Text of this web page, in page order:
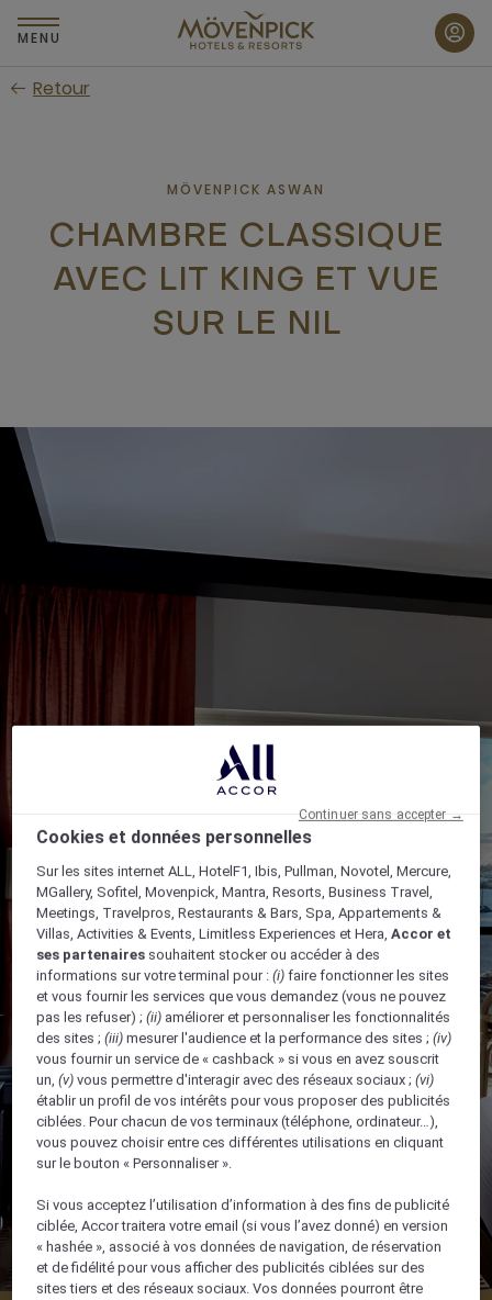
Passer
au
principal
MENU
Retour
MÖVENPICK ASWAN
CHAMBRE CLASSIQUE
AVEC LIT KING ET VUE
SUR LE NIL
Cookies et données personnelles
Sur les sites internet ALL, HotelF1, Ibis, Pullman, Novotel, Mercure,
MGallery, Sofitel, Movenpick, Mantra, Resorts, Business Travel,
Meetings, Travelpros, Restaurants & Bars, Spa, Appartements &
Villas, Activities & Events, Limitless Experiences et Hera,Accor et
ses partenaires souhaitent stocker ou accéder à des
informations sur votre terminal pour :(i) faire fonctionner les sites
et vous fournir les services que vous demandez (vous ne pouvez
pas les refuser) ;(ii) améliorer et personnaliser les fonctionnalités
des sites ;(iii) mesurer l'audience et la performance des sites ;(iv)
vous fournir un service de « cashback » si vous en avez souscrit
un,(v) vous permettre d'interagir avec des réseaux sociaux ;(vi)
établir un profil de vos intérêts pour vous proposer des publicités
ciblées. Pour chacun de vos terminaux (téléphone, ordinateur…),
vous pouvez choisir entre ces différentes utilisations en cliquant
sur le bouton « Personnaliser ».
Si vous acceptez l’utilisation d’information à des fins de publicité
ciblée, Accor traitera votre email (si vous l’avez donné) en version
« hashée », associé à vos données de navigation, de réservation
et de fidélité pour vous afficher des publicités ciblées sur des
sites tiers et des réseaux sociaux. Vos données pourront être
Continuer sans accepter →